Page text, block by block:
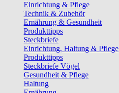
Einrichtung & Pflege
Technik & Zubehör
Ernährung & Gesundheit
Produkttipps
Steckbriefe
Einrichtung, Haltung & Pflege
Produkttipps
Steckbriefe Vögel
Gesundheit & Pflege
Haltung